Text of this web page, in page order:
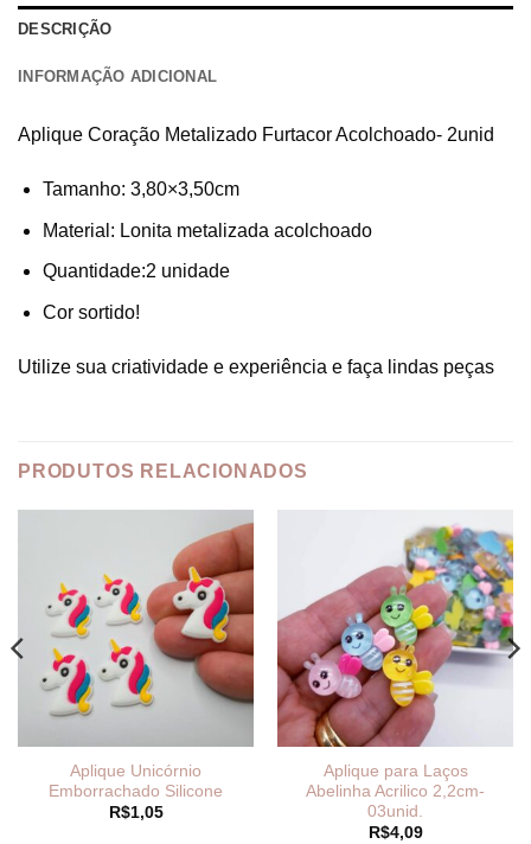
DESCRIÇÃO
INFORMAÇÃO ADICIONAL
Aplique Coração Metalizado Furtacor Acolchoado- 2unid
Tamanho: 3,80×3,50cm
Material: Lonita metalizada acolchoado
Quantidade:2 unidade
Cor sortido!
Utilize sua criatividade e experiência e faça lindas peças
PRODUTOS RELACIONADOS
Aplique Unicórnio
Emborrachado Silicone
R$1,05
Aplique para Laços
Abelinha Acrilico 2,2cm-
03unid.
R$4,09